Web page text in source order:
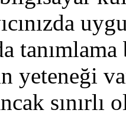
yeteneği
sınırlı